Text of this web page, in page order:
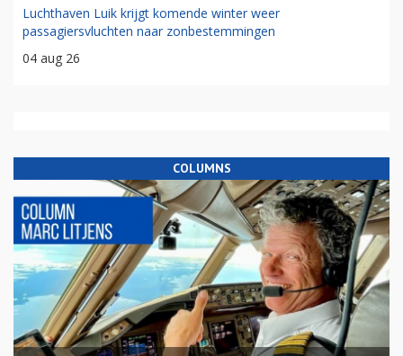
Luchthaven Luik krijgt komende winter weer
passagiersvluchten naar zonbestemmingen
04 aug 26
COLUMNS